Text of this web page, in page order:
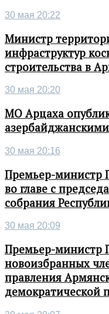
30 мая 20:22
Министр
инфраструктур
строительства в
30 мая 20:20
МО Арцаха
30 мая 20:16
Премьер-министр
во главе с
собрания
30 мая 20:09
Премьер-министр
новоизбранных
правления
демократической